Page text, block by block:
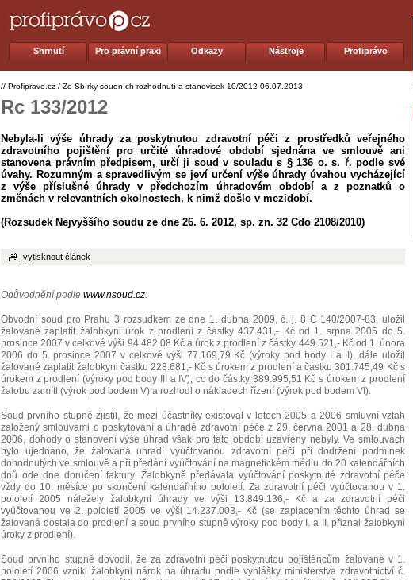
Shrnutí Pro právní praxi Odkazy Nástroje Profiprávo
// Profipravo.cz / Ze Sbírky soudních rozhodnutí a stanovisek 10/2012 06.07.2013
Rc 133/2012
Nebyla-li výše úhrady za poskytnutou zdravotní péči z prostředků veřejného
zdravotního pojištění pro určité úhradové období sjednána ve smlouvě ani
stanovena právním předpisem, určí ji soud v souladu s § 136 o. s. ř. podle své
úvahy. Rozumným a spravedlivým se jeví určení výše úhrady úvahou vycházející
z výše příslušné úhrady v předchozím úhradovém období a z poznatků o
změnách v relevantních okolnostech, k nimž došlo v mezidobí.
(Rozsudek Nejvyššího soudu ze dne 26. 6. 2012, sp. zn. 32 Cdo 2108/2010)
vytisknout článek
Odůvodnění podle www.nsoud.cz:
Obvodní soud pro Prahu 3 rozsudkem ze dne 1. dubna 2009, č. j. 8 C 140/2007-83, uložil
žalované zaplatit žalobkyni úrok z prodlení z částky 437.431,- Kč od 1. srpna 2005 do 5.
prosince 2007 v celkové výši 94.482,08 Kč a úrok z prodlení z částky 449.521,- Kč od 1. února
2006 do 5. prosince 2007 v celkové výši 77.169,79 Kč (výroky pod body I a II), dále uložil
žalované zaplatit žalobkyni částku 228.681,- Kč s úrokem z prodlení a částku 301.745,49 Kč s
úrokem z prodlení (výroky pod body III a IV), co do částky 389.995,51 Kč s úrokem z prodlení
žalobu zamítl (výrok pod bodem V) a rozhodl o nákladech řízení (výrok pod bodem VI).
Soud prvního stupně zjistil, že mezi účastníky existoval v letech 2005 a 2006 smluvní vztah
založený smlouvami o poskytování a úhradě zdravotní péče z 29. června 2001 a 28. dubna
2006, dohody o stanovení výše úhrad však pro tato období uzavřeny nebyly. Ve smlouvách
bylo ujednáno, že žalovaná uhradí vyúčtovanou zdravotní péči při dodržení podmínek
dohodnutých ve smlouvě a při předání vyúčtování na magnetickém médiu do 20 kalendářních
dnů ode dne doručení faktury. Žalobkyně předávala vyúčtování poskytnuté zdravotní péče
vždy do 10. měsíce po skončení kalendářního pololetí. Za zdravotní péči vyúčtovanou v 1.
pololetí 2005 náležely žalobkyni úhrady ve výši 13.849.136,- Kč a za zdravotní péči
vyúčtovanou ve 2. pololetí 2005 ve výši 14.237.003,- Kč (se zaplacením těchto úhrad se
žalovaná dostala do prodlení a soud prvního stupně výroky pod body I. a II. přiznal žalobkyni
úroky z prodlení).
Soud prvního stupně dovodil, že za zdravotní péči poskytnutou pojištěncům žalované v 1.
pololetí 2006 vznikl žalobkyni nárok na úhradu podle vyhlášky ministerstva zdravotnictví č.